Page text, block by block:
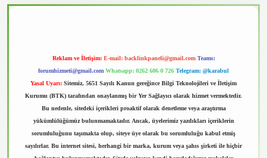
Reklam ve İletişim: E-mail: backlinkpaneli@gmail.com Teams:
forumhizmeti@gmail.com Whatsapp: 0262 606 0 726 Telegram: @karabul
Yasal Uyarı: Sitemiz, 5651 Sayılı Kanun gereğince Bilgi Teknolojileri ve İletişim
Kurumu (BTK) tarafından onaylanmış bir Yer Sağlayıcı olarak hizmet vermektedir.
Bu nedenle, sitedeki içerikleri proaktif olarak denetleme veya araştırma
yükümlülüğümüz bulunmamaktadır. Ancak, üyelerimiz yazdıkları içeriklerin
sorumluluğunu taşımakta olup, siteye üye olarak bu sorumluluğu kabul etmiş
sayılırlar. Bu internet sitesi, herhangi bir marka, kurum veya şahıs şirketi ile hiçbir